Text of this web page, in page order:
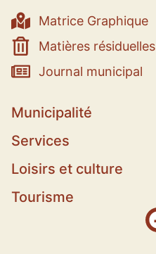
Matrice Graphique
Matières résiduelles
Journal municipal
Municipalité
Services
Loisirs et culture
Tourisme